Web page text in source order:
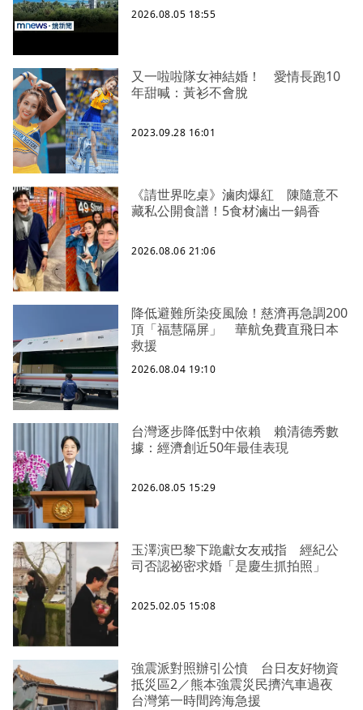
2026.08.05 18:55
又一啦啦隊女神結婚！ 愛情長跑10
年甜喊：黃衫不會脫
2023.09.28 16:01
《請世界吃桌》滷肉爆紅 陳隨意不
藏私公開食譜！5食材滷出一鍋香
2026.08.06 21:06
降低避難所染疫風險！慈濟再急調200
頂「福慧隔屏」 華航免費直飛日本
救援
2026.08.04 19:10
台灣逐步降低對中依賴 賴清德秀數
據：經濟創近50年最佳表現
2026.08.05 15:29
玉澤演巴黎下跪獻女友戒指 經紀公
司否認祕密求婚「是慶生抓拍照」
2025.02.05 15:08
強震派對照辦引公憤 台日友好物資
抵災區2／熊本強震災民擠汽車過夜
台灣第一時間跨海急援